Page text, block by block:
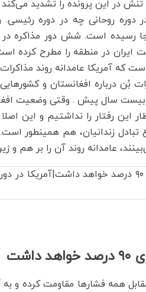
تنش در این پرونده را تشدید
روحانی چه در دوره رئیسی.
رسیده است. شش دور مذاکره
ایران در منطقه را مطرح کرده
که آمریکا عامدانه روند
بُن درباره افغانستان و کشورهایی
سال پیش . وقتی وضعیت
این رفتار را نداشتیم و این اصلا
زندانیان، هم همینطور
عامدانه روند آن را بر هم و
همه فشارها مقاومت کرده و به